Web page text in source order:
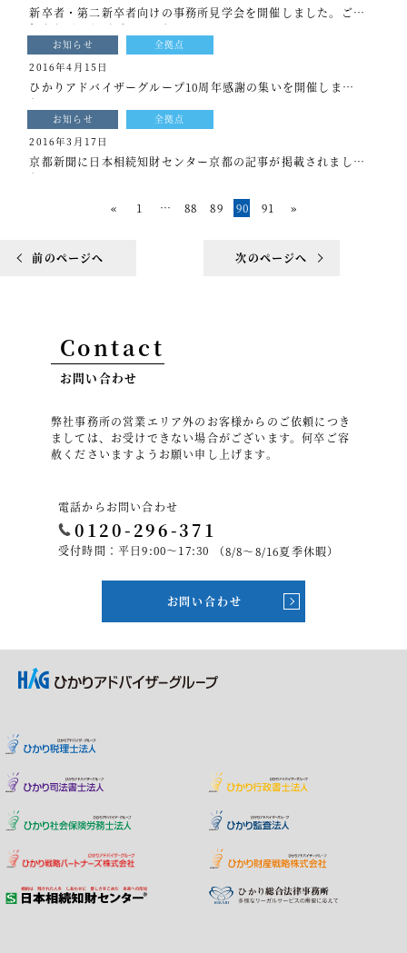
新卒者・第二新卒者向けの事務所見学会を開催しました。ご参
加ありがとうございました。
お知らせ 全拠点
2016年4月15日
ひかりアドバイザーグループ10周年感謝の集いを開催しまし
た。
お知らせ 全拠点
2016年3月17日
京都新聞に日本相続知財センター京都の記事が掲載されまし
た。
«
1 … 88 89 90 91 »
前のページへ 次のページへ
Contact
お問い合わせ
弊社事務所の営業エリア外のお客様からのご依頼につき
ましては、お受けできない場合がございます。何卒ご容
赦くださいますようお願い申し上げます。
電話からお問い合わせ
0120-296-371
受付時間：平日9:00～17:30 （8/8～8/16夏季休暇）
お問い合わせ